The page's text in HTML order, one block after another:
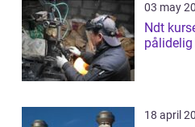
03 may
Ndt kurser vejen til
18 april